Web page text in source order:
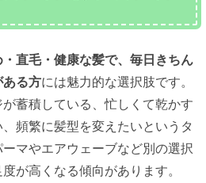
・直毛・健康な髪で、毎日きちん
ある方には魅力的な選択肢です。
蓄積している、忙しくて乾かす
頻繁に髪型を変えたいというタ
マやエアウェーブなど別の選択
が高くなる傾向があります。